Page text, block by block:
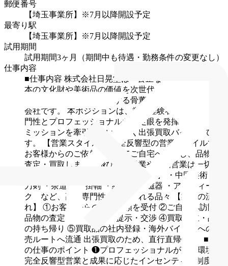
郵便番号
【埼玉事業所】※7月以降開設予定
最寄り駅
【埼玉事業所】※7月以降開設予定
試用期間
試用期間3ヶ月（期間中も待遇・勤務条件の変更なし）
仕事内容
■仕事内容 株式会社日晃堂は「公正な取引のもと、日
本の文化財や美術品の価値を次世代・世界へ流通させ
る」ことをミッションとする骨董・美術品専門の買取
会社です。
本ポジションは、業界経験者として高い専
門性とプロフェッショナルな鑑定眼を発揮し、当社の
ミッションを牽引していただく出張買取バイヤーで
す。
【営業スタイル】
完全反響型の営業スタイルで、
お客様からのご依頼に応じてご自宅へ訪問し、品物を
査定・買取します。飛び込み営業や電話営業は一切あ
【取り扱い専門ジャンル】 ・中国美術
刀剣
・茶道具 ・掛軸 ・絵画 ・陶磁器
・アンティー
ク など、高い専門性が求められる品々
【業務の流
れ】
①お客様からの買取依頼を受付 ②ご自宅へ訪問・
品物の査定
③買取価格の提示・交渉 ④買取成立・品物
の持ち帰り ⑤買取品の社内登録・海外バイヤーへの販
売ルートへ流通 出張買取のため、直行直帰OK。
■こ
の仕事のポイント ❶プロフェッショナルが輝く環境
完全反響型営業と成果に応じたインセンティブ制度を